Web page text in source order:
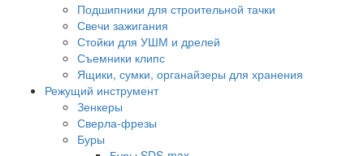
Подшипники для строительной тачки
Свечи зажигания
Стойки для УШМ и дрелей
Съемники клипс
Ящики, сумки, органайзеры для хранения
Режущий инструмент
Зенкеры
Сверла-фрезы
Буры